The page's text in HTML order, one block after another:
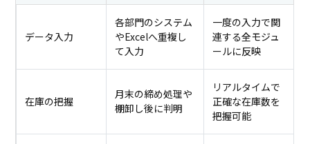
データ入力
各部門のシステム
やExcelへ重複し
て入力
一度の入力で関
連する全モジュ
ールに反映
在庫の把握
月末の締め処理や
棚卸し後に判明
リアルタイムで
正確な在庫数を
把握可能